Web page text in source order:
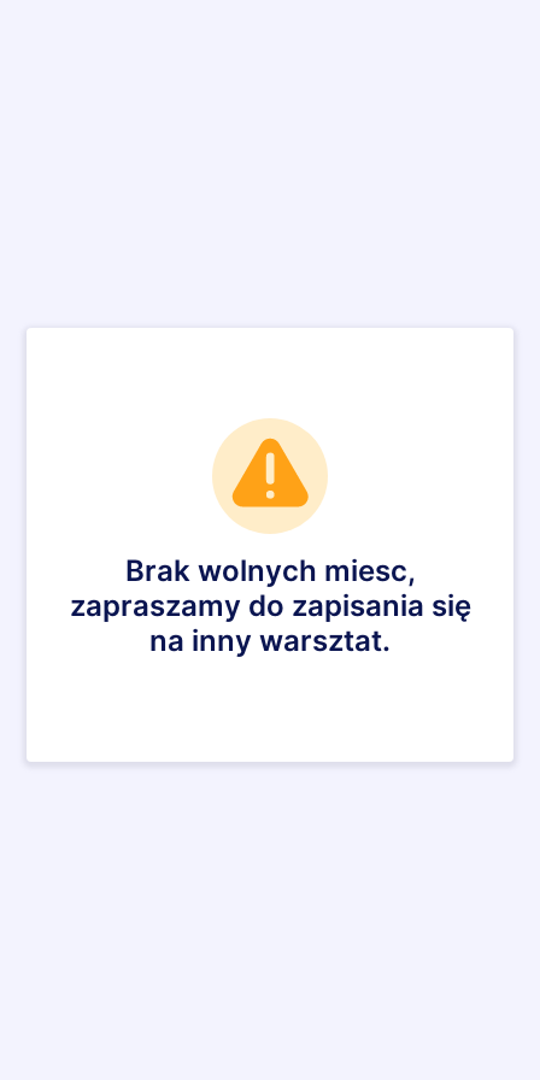
Brak wolnych miesc,
zapraszamy do zapisania się
na inny warsztat.